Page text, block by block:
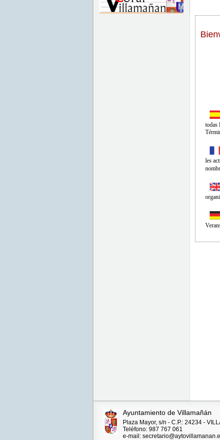
todas
les
Ayuntamiento de Villamañán
Plaza Mayor, s/n - C.P.: 24234 -
Teléfono: 987 767 061
e-mail: